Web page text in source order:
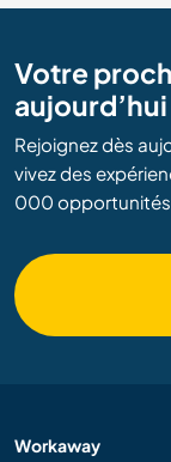
Votre
aujourd’hui
Rejoignez dès
vivez des
000 opportunités
Workaway